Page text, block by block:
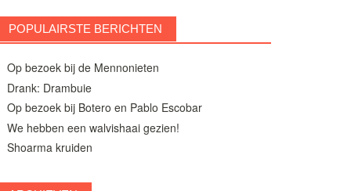
POPULAIRSTE BERICHTEN
Op bezoek bij de Mennonieten
Drank: Drambuie
Op bezoek bij Botero en Pablo Escobar
We hebben een walvishaai gezien!
Shoarma kruiden